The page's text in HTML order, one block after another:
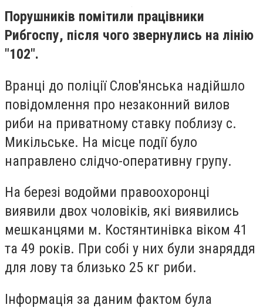
Порушників помітили працівники
Рибгоспу, після чого звернулись на лінію
"102".
Вранці до поліції Слов'янська надійшло
повідомлення про незаконний вилов
риби на приватному ставку поблизу с.
Микільське. На місце події було
направлено слідчо-оперативну групу.
На березі водойми правоохоронці
виявили двох чоловіків, які виявились
мешканцями м. Костянтинівка віком 41
та 49 років. При собі у них були знаряддя
для лову та близько 25 кг риби.
Інформація за даним фактом була